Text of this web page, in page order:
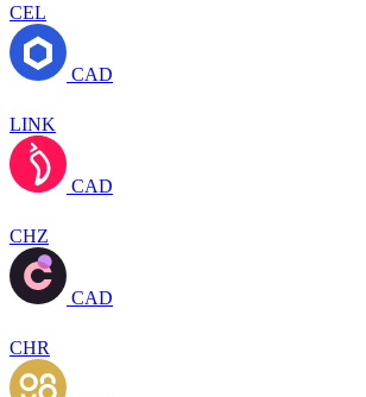
CEL
CAD
LINK
CAD
CHZ
CAD
CHR